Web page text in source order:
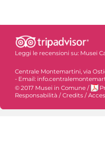
Leggi le recensioni su: Musei
Centrale Montemartini, via
- Email:
© 2017 Musei in Comune /
Responsabilità / Credits /